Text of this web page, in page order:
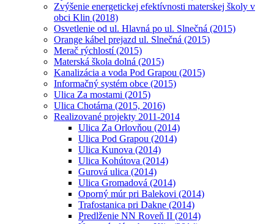
Zvýšenie energetickej efektívnosti materskej školy v
obci Klin (2018)
Osvetlenie od ul. Hlavná po ul. Slnečná (2015)
Orange kábel prejazd ul. Slnečná (2015)
Merač rýchlostí (2015)
Materská škola dolná (2015)
Kanalizácia a voda Pod Grapou (2015)
Informačný systém obce (2015)
Ulica Za mostami (2015)
Ulica Chotárna (2015, 2016)
Realizované projekty 2011-2014
Ulica Za Orlovňou (2014)
Ulica Pod Grapou (2014)
Ulica Kunova (2014)
Ulica Kohútova (2014)
Gurová ulica (2014)
Ulica Gromadová (2014)
Oporný múr pri Balekovi (2014)
Trafostanica pri Dakne (2014)
Predlženie NN Roveň II (2014)